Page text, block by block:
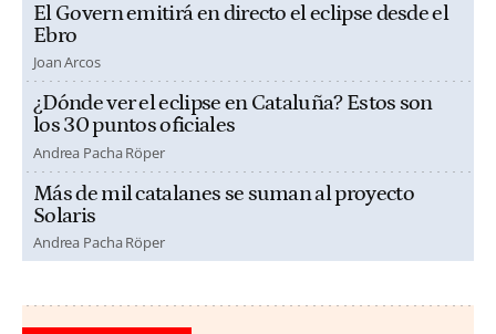
El Govern emitirá en directo el eclipse desde el
Ebro
Joan Arcos
¿Dónde ver el eclipse en Cataluña? Estos son
los 30 puntos oficiales
Andrea Pacha Röper
Más de mil catalanes se suman al proyecto
Solaris
Andrea Pacha Röper